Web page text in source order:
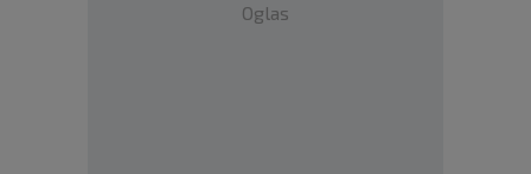
Oglas